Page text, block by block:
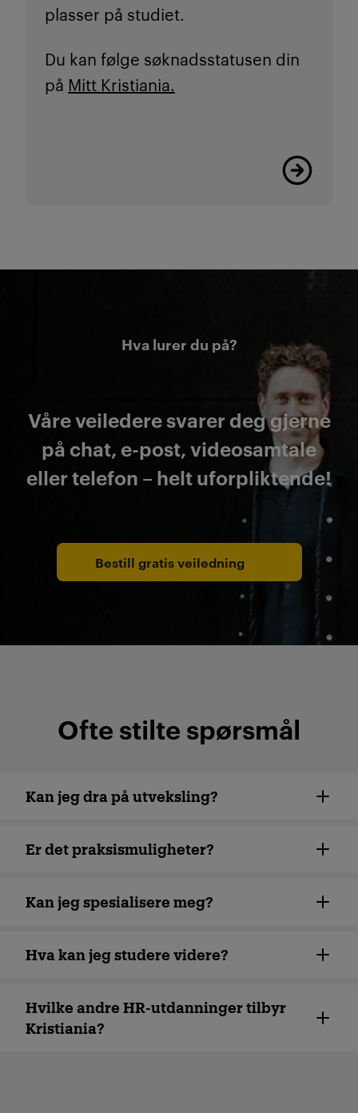
plasser på studiet.
Du kan følge søknadsstatusen din
på Mitt Kristiania.
Her finner
Hva lurer du på?
Våre veiledere svarer deg gjerne
på chat, e-post, videosamtale
eller telefon – helt uforpliktende!
Bestill gratis veiledning
Ofte stilte spørsmål
Kan jeg dra på utveksling?
Er det praksismuligheter?
Kan jeg spesialisere meg?
Hva kan jeg studere videre?
Hvilke andre HR-utdanninger tilbyr
Kristiania?